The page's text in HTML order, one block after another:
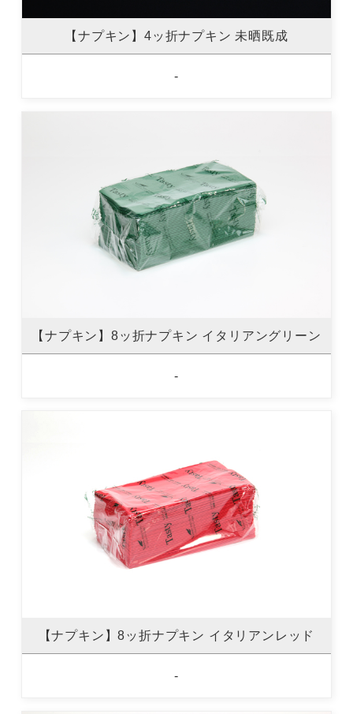
【ナプキン】4ッ折ナプキン 未晒既成
-
【ナプキン】8ッ折ナプキン イタリアングリーン
-
【ナプキン】8ッ折ナプキン イタリアンレッド
-